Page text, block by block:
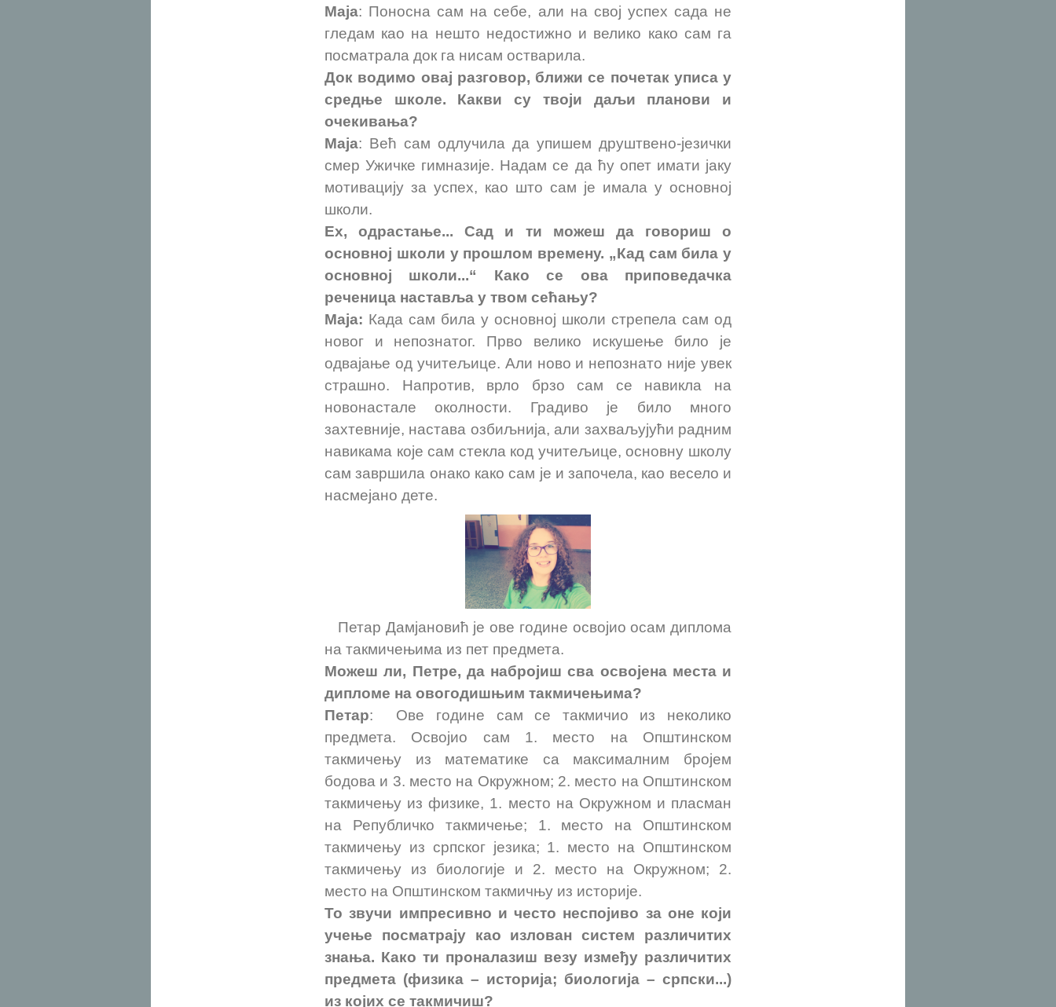
Маја: Поносна сам на себе, али на свој успех сада не
гледам као на нешто недостижно и велико како сам га
посматрала док га нисам остварила.
Док водимо овај разговор, ближи се почетак уписа у
средње школе. Какви су твоји даљи планови и
очекивања?
Маја: Већ сам одлучила да упишем друштвено-језички
смер Ужичке гимназије. Надам се да ћу опет имати јаку
мотивацију за успех, као што сам је имала у основној
школи.
Ех, одрастање... Сад и ти можеш да говориш о
основној школи у прошлом времену. „Кад сам била у
основној школи...“ Како се ова приповедачка
реченица наставља у твом сећању?
Маја: Када сам била у основној школи стрепела сам од
новог и непознатог. Прво велико искушење било је
одвајање од учитељице. Али ново и непознато није увек
страшно. Напротив, врло брзо сам се навикла на
новонастале околности. Градиво је било много
захтевније, настава озбиљнија, али захваљујући радним
навикама које сам стекла код учитељице, основну школу
сам завршила онако како сам је и започела, као весело и
насмејано дете.
Петар Дамјановић је ове године освојио осам диплома
на такмичењима из пет предмета.
Можеш ли, Петре, да набројиш сва освојена места и
дипломе на овогодишњим такмичењима?
Петар: Ове године сам се такмичио из неколико
предмета. Освојио сам 1. место на Општинском
такмичењу из математике са максималним бројем
бодова и 3. место на Окружном; 2. место на Општинском
такмичењу из физике, 1. место на Окружном и пласман
на Републичко такмичење; 1. место на Општинском
такмичењу из српског језика; 1. место на Општинском
такмичењу из биологије и 2. место на Окружном; 2.
место на Општинском такмичњу из историје.
То звучи импресивно и често неспојиво за оне који
учење посматрају као излован систем различитих
знања. Како ти проналазиш везу између различитих
предмета (физика – историја; биологија – српски...)
из којих се такмичиш?